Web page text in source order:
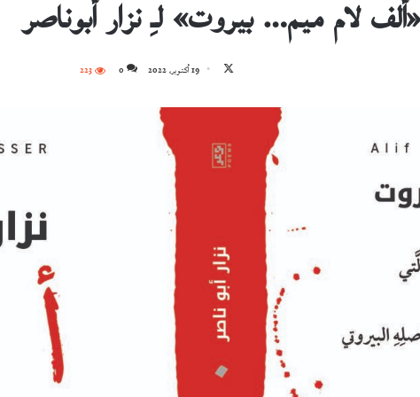
«ألف لام ميم… بيروت» لـِ نزار أبوناصر
X
19 أكتوبر، 2022 0
223